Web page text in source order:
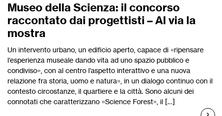
Museo della Scienza: il concorso
raccontato dai progettisti – Al via la
mostra
Un intervento urbano, un edificio aperto, capace di «ripensare
l’esperienza museale dando vita ad uno spazio pubblico e
condiviso», con al centro l’aspetto interattivo e una nuova
relazione fra storia, uomo e natura», in un dialogo continuo con il
contesto circostanze, il quartiere e la città. Sono alcuni dei
connotati che caratterizzano «Science Forest», il […]